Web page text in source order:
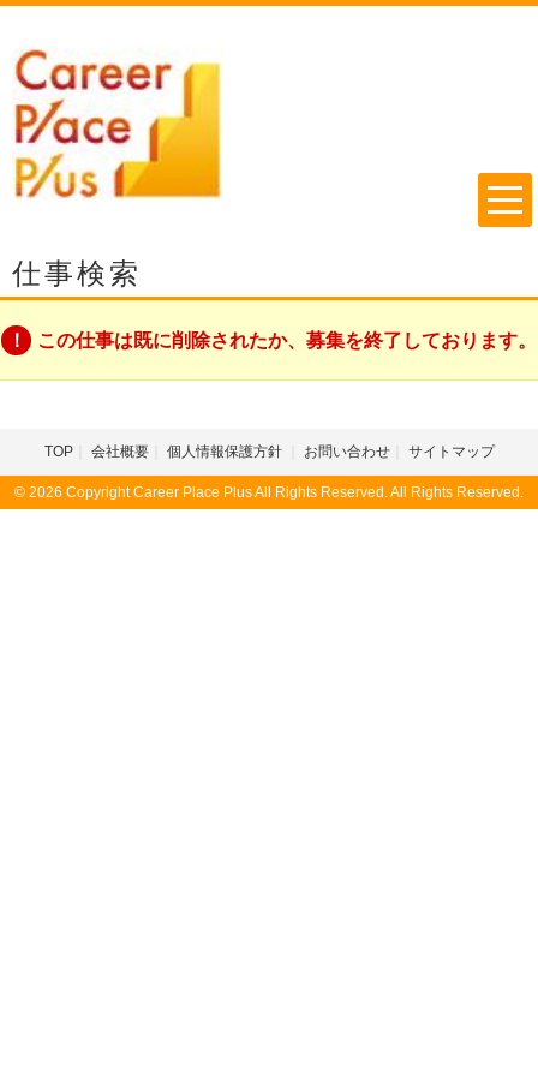
仕事検索
この仕事は既に削除されたか、募集を終了しております。
TOP 会社概要 個人情報保護方針 お問い合わせ サイトマップ
© 2026 Copyright Career Place Plus All Rights Reserved. All Rights Reserved.